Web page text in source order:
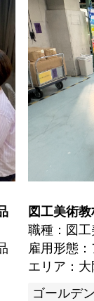
図工美術
職種：図
雇用形態
エリア：
ゴールデ